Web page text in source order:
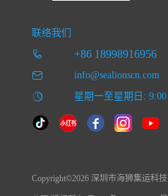
联络我们
+86 18998916956
info@sealionscn.com
星期一至星期日: 9:00
Copyright©2026 深圳市海狮集运科